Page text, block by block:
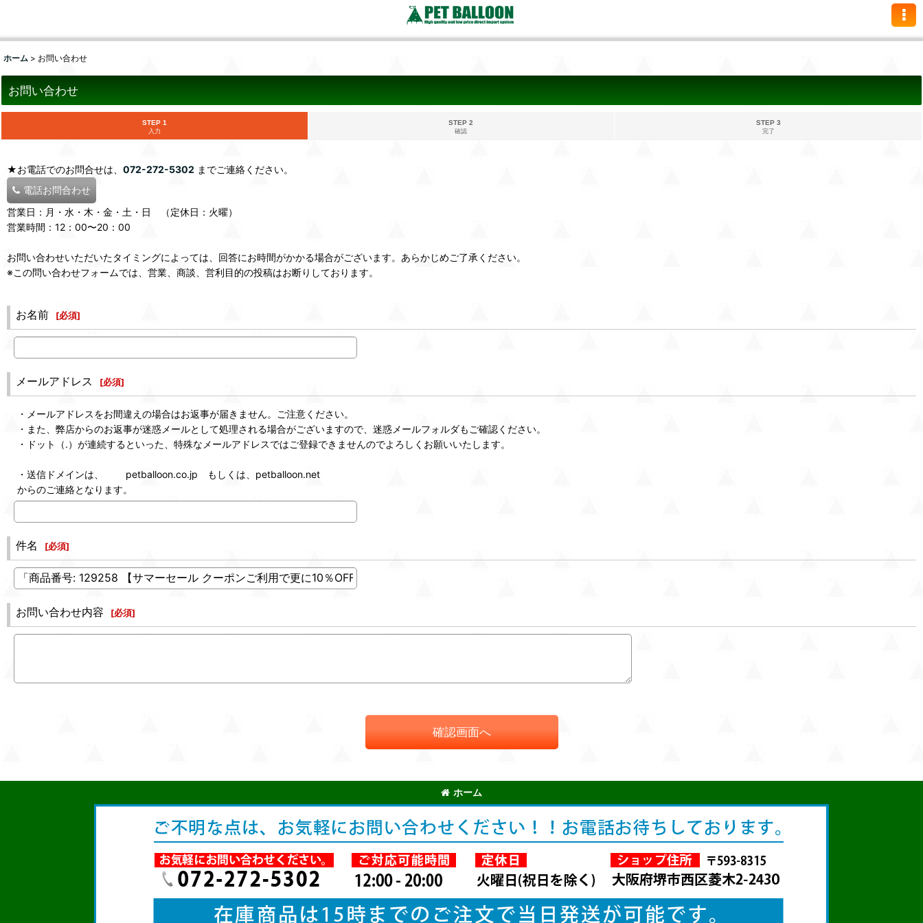
ホーム > お問い合わせ
お問い合わせ
STEP 1
入力
STEP 2
確認
STEP 3
完了
★お電話でのお問合せは、 072-272-5302 までご連絡ください。
電話お問合わせ
営業日：月・水・木・金・土・日 （定休日：火曜）
営業時間：12：00〜20：00
お問い合わせいただいたタイミングによっては、回答にお時間がかかる場合がございます。あらかじめご了承ください。
※この問い合わせフォームでは、営業、商談、営利目的の投稿はお断りしております。
お名前 [必須]
メールアドレス [必須]
・メールアドレスをお間違えの場合はお返事が届きません。ご注意ください。
・また、弊店からのお返事が迷惑メールとして処理される場合がございますので、迷惑メールフォルダもご確認ください。
・ドット（.）が連続するといった、特殊なメールアドレスではご登録できませんのでよろしくお願いいたします。
・送信ドメインは、 petballoon.co.jp もしくは、petballoon.net
からのご連絡となります。
件名 [必須]
お問い合わせ内容 [必須]
確認画面へ
ホーム